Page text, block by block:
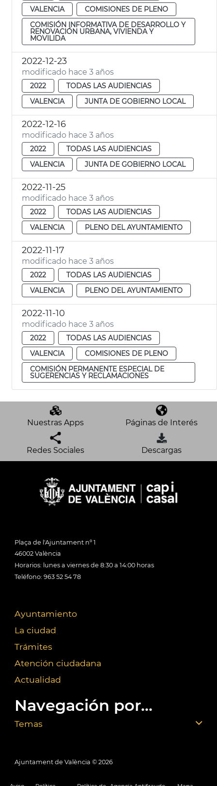
VALENCIA
COMISIONES DE PLENO
COMISIÓN INFORMATIVA DE DESARROLLO Y
RENOVACIÓN URBANA, VIVIENDA Y
MOVILIDA
2022-12-23
modificado hace 3 años
2022
TODAS LAS AUDIENCIAS
VALENCIA
JUNTA DE GOBIERNO LOCAL
2022-12-16
modificado hace 3 años
2022
TODAS LAS AUDIENCIAS
VALENCIA
JUNTA DE GOBIERNO LOCAL
2022-11-25
modificado hace 3 años
2022
TODAS LAS AUDIENCIAS
VALENCIA
PLENO DEL AYUNTAMIENTO
2022-11-17
modificado hace 3 años
2022
TODAS LAS AUDIENCIAS
VALENCIA
PLENO DEL AYUNTAMIENTO
2022-11-10
modificado hace 3 años
2022
TODAS LAS AUDIENCIAS
VALENCIA
COMISIONES DE PLENO
COMISIÓN PERMANENTE ESPECIAL DE
SUGERENCIAS Y RECLAMACIONES
Nuestras Apps Páginas de Interés
Redes Sociales Descargas
Plaça de l'Ajuntament nº 1
46002 València
Horarios: lunes a viernes de 8:30 a 14:00 horas
Teléfono: 963 52 54 78
Ayuntamiento
La ciudad
Trámites
Atención ciudadana
Actualidad
Navegación por...
Temas
Ajuntament de València © 2026